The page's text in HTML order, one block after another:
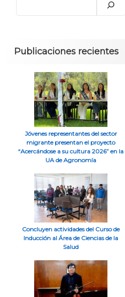
Publicaciones recientes
Jóvenes representantes del sector
migrante presentan el proyecto
“Acercándose a su cultura 2026” en la
UA de Agronomía
Concluyen actividades del Curso de
Inducción al Área de Ciencias de la
Salud